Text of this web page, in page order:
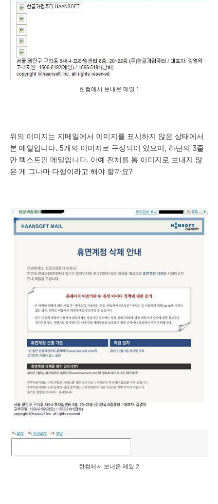
한컴에서 보내온 메일 1
위의 이미지는 지메일에서 이미지를 표시하지 않은 상태에서
본 메일입니다. 5개의 이미지로 구성되어 있으며, 하단의 3줄
만 텍스트인 메일입니다. 아예 전체를 통 이미지로 보내지 않
은 게 그나마 다행이라고 해야 할까요?
한컴에서 보내온 메일 2